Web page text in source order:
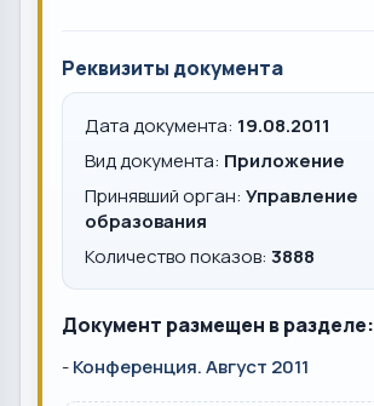
Реквизиты документа
Дата документа: 19.08.2011
Вид документа: Приложение
Принявший орган: Управление
образования
Количество показов: 3888
Документ размещен в разделе:
-Конференция. Август 2011